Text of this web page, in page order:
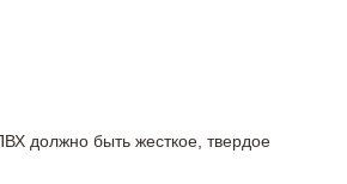
должно быть жесткое, твердое